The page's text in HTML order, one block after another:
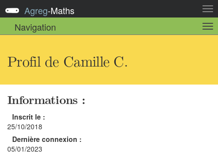
la
Agreg-Maths
Navigation
la
Profil de Camille C.
Informations :
Inscrit le :
25/10/2018
Dernière connexion :
05/01/2023